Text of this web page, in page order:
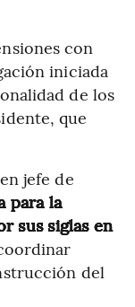
con
iniciada
de los
que
jefe de
para la
sus siglas en
del